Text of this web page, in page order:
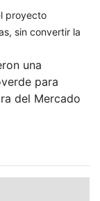
proyecto
sin convertir la
una
para
del Mercado